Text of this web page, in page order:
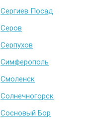
Сергиев Посад
Серов
Серпухов
Симферополь
Смоленск
Солнечногорск
Сосновый Бор